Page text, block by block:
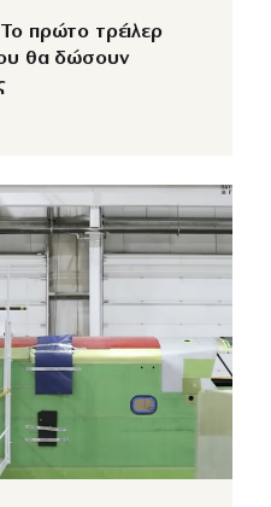
πρώτο τρέιλερ
θα δώσουν